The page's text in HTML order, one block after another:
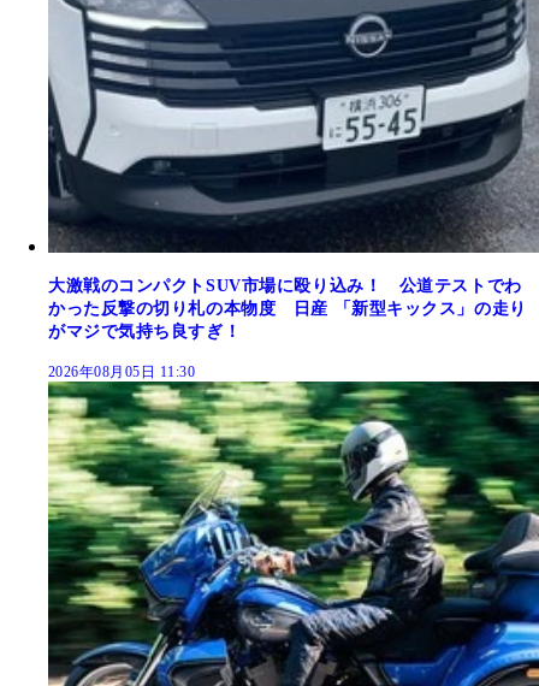
大激戦のコンパクトSUV市場に殴り込み！ 公道テストでわ
かった反撃の切り札の本物度 日産 「新型キックス」の走り
がマジで気持ち良すぎ！
2026年08月05日 11:30